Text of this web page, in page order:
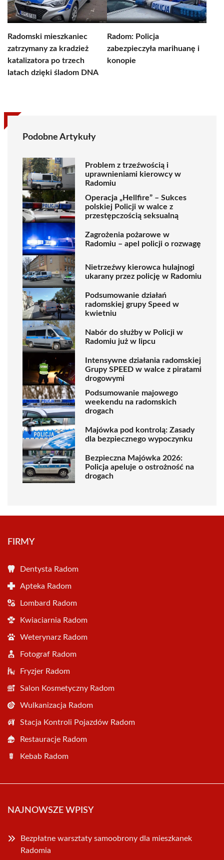
Radomski mieszkaniec
zatrzymany za kradzież
katalizatora po trzech
latach dzięki śladom DNA
Radom: Policja
zabezpieczyła marihuanę i
konopie
Podobne Artykuły
Problem z trzeźwością i
uprawnieniami kierowcy w
Radomiu
Operacja „Hellfire” – Sukces
polskiej Policji w walce z
przestępczością seksualną
Zagrożenia pożarowe w
Radomiu – apel policji o rozwagę
Nietrzeźwy kierowca hulajnogi
ukarany przez policję w Radomiu
Podsumowanie działań
radomskiej grupy Speed w
kwietniu
Nabór do służby w Policji w
Radomiu już w lipcu
Intensywne działania radomskiej
Grupy SPEED w walce z piratami
drogowymi
Podsumowanie majowego
weekendu na radomskich
drogach
Majówka pod kontrolą: Zasady
dla bezpiecznego wypoczynku
Bezpieczna Majówka 2026:
Policja apeluje o ostrożność na
drogach
FIRMY
Dentysta Radom
Apteka Radom
Lombard Radom
Kwiaciarnia Radom
Weterynarz Radom
Fotograf Radom
Fryzjer Radom
Salon Kosmetyczny Radom
Wulkanizacja Radom
Stacja Kontroli Pojazdów Radom
Restauracje Radom
Kebab Radom
NAJNOWSZE WPISY
Bezpłatne warsztaty samoobrony dla mieszkanek
Radomia